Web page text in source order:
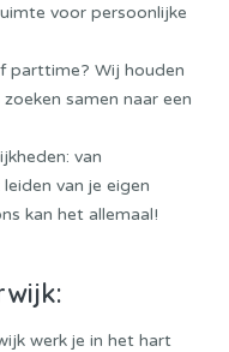
voor persoonlijke
parttime? Wij houden
samen naar een
van
van je eigen
kan het allemaal!
werk je in het hart